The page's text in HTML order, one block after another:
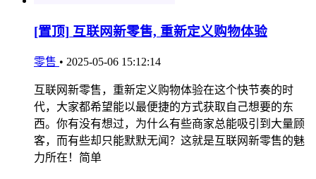
[置顶] 互联网新零售, 重新定义购物体验
零售 • 2025-05-06 15:12:14
互联网新零售，重新定义购物体验在这个快节奏的时
代，大家都希望能以最便捷的方式获取自己想要的东
西。你有没有想过，为什么有些商家总能吸引到大量顾
客，而有些却只能默默无闻？这就是互联网新零售的魅
力所在！简单